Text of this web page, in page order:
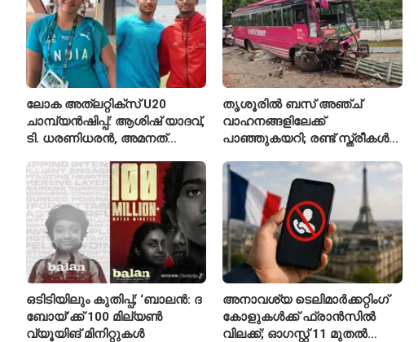
ലോക അത്‌ലറ്റിക്സ് U20
ചാമ്പ്യൻഷിപ്പ്: ആശിഷ് യാദവ്,
ടി. ധരണിധരൻ, അമനത്
തൃശൂരിൽ ബസ് അഞ്ച്
വാഹനങ്ങളിലേക്ക്
പാഞ്ഞുകയറി; രണ്ട് സ്ത്രീകൾ
ഒടിടിയിലും കുതിപ്പ്; ‘ബാലൻ: ദ
ബോയ്’ക്ക് 100 മില്യൺ
വ്യൂയിങ് മിനിറ്റുകൾ
അനാവശ്യ ടെലിമാർക്കറ്റിംഗ്
കോളുകൾക്ക് ഫ്രാൻസിൽ
വിലക്ക്; ഓഗസ്റ്റ് 11 മുതൽ